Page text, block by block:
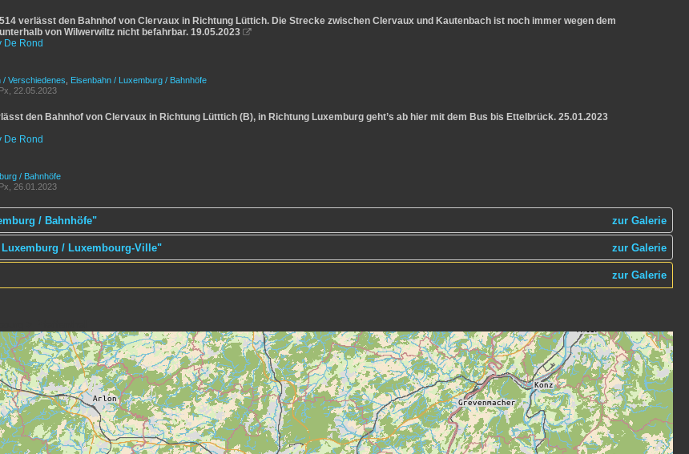
verlässt den Bahnhof von Clervaux in Richtung Lüttich. Die Strecke zwischen Clervaux und Kautenbach ist noch immer wegen dem
von Wilwerwiltz nicht befahrbar. 19.05.2023 
De Rond
/ Verschiedenes Eisenbahn / Luxemburg / Bahnhöfe
22.05.2023
den Bahnhof von Clervaux in Richtung Lütttich (B), in Richtung Luxemburg geht’s ab hier mit dem Bus bis Ettelbrück. 25.01.2023
De Rond
/ Bahnhöfe
26.01.2023
zur Galerie
/ Bahnhöfe"
zur Galerie
/ Luxembourg-Ville"
zur Galerie